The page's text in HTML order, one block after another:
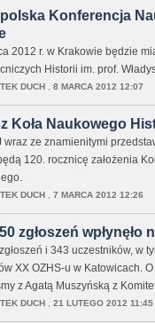
Konferencja
2012 r. w Krakowie będzie
Historii im. prof.
DUCH, 8 MARCA 2012 12:07
Koła Naukowego
wraz ze znamienitymi
120. rocznicę założenia
DUCH, 7 MARCA 2012 12:26
zgłoszeń
i 343 uczestników, w
XX OZHS-u w Katowicach.
z Agatą Muszyńską z
DUCH, 21 LUTEGO 2012 11:45